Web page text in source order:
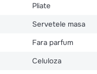
Pliate
Servetele masa
Fara parfum
Celuloza